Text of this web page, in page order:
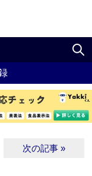
次の記事 »